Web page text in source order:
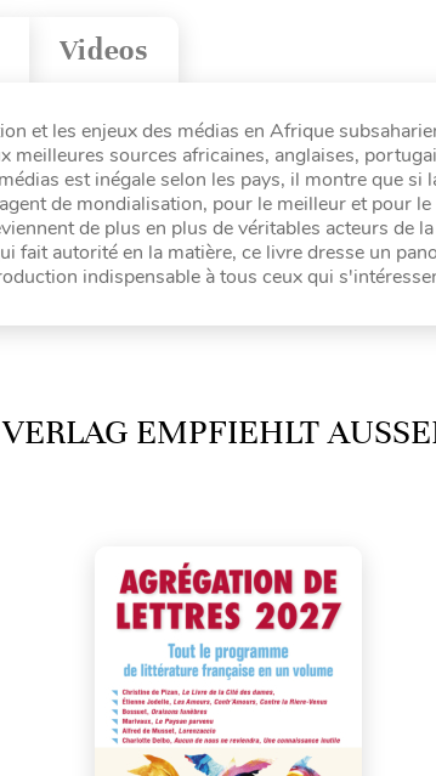
Videos
et les enjeux des médias en Afrique
meilleures sources africaines, anglaises,
est inégale selon les pays, il montre que si
de mondialisation, pour le meilleur et pour
de plus en plus de véritables acteurs de
fait autorité en la matière, ce livre dresse un
indispensable à tous ceux qui
EMPFIEHLT